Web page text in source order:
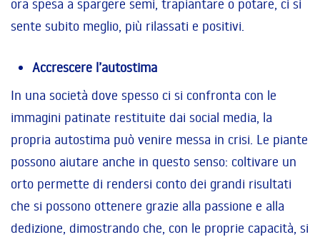
ora spesa a spargere semi, trapiantare o potare, ci si
sente subito meglio, più rilassati e positivi.
Accrescere l’autostima
In una società dove spesso ci si confronta con le
immagini patinate restituite dai social media, la
propria autostima può venire messa in crisi. Le piante
possono aiutare anche in questo senso: coltivare un
orto permette di rendersi conto dei grandi risultati
che si possono ottenere grazie alla passione e alla
dedizione, dimostrando che, con le proprie capacità, si